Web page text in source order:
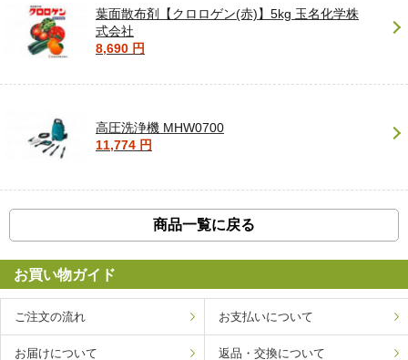
葉面散布剤【クロロゲン(赤)】5kg 玉名化学株
式会社
8,690 円
高圧洗浄機 MHW0700
11,774 円
商品一覧に戻る
お買い物ガイド
ご注文の流れ お支払いについて
お届けについて 返品・交換について